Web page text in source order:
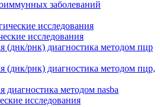
заболеваний
исследования
исследования
(днк/рнк) диагностика методом пцр
(днк/рнк) диагностика методом пцр,
диагностика методом nasba
исследования